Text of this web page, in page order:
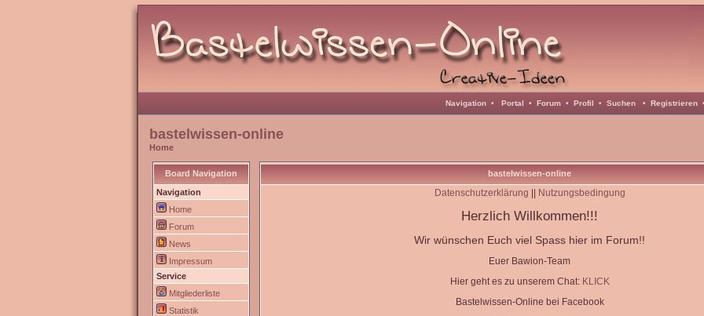
Navigation• Portal • Forum• Profil • Suchen• Registrieren
bastelwissen-online
Home
Board Navigation
Navigation
Home
Forum
News
Impressum
Service
Mitgliederliste
Statistik
bastelwissen-online
Datenschutzerklärung Nutzungsbedingung
Herzlich Willkommen!!!
Wir wünschen Euch viel Spass hier im Forum!!
Euer Bawion-Team
Hier geht es zu unserem Chat: KLICK
Bastelwissen-Online bei Facebook